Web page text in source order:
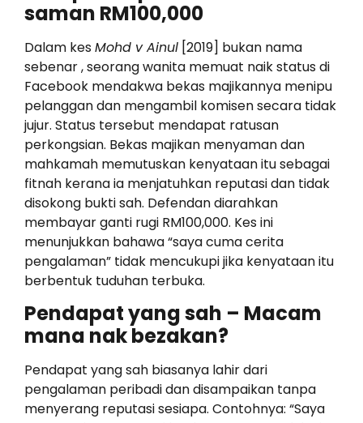
saman RM100,000
Dalam kesMohd v Ainul [2019] bukan nama
sebenar , seorang wanita memuat naik status di
Facebook mendakwa bekas majikannya menipu
pelanggan dan mengambil komisen secara tidak
jujur. Status tersebut mendapat ratusan
perkongsian. Bekas majikan menyaman dan
mahkamah memutuskan kenyataan itu sebagai
fitnah kerana ia menjatuhkan reputasi dan tidak
disokong bukti sah. Defendan diarahkan
membayar ganti rugi RM100,000. Kes ini
menunjukkan bahawa “saya cuma cerita
pengalaman” tidak mencukupi jika kenyataan itu
berbentuk tuduhan terbuka.
Pendapat yang sah – Macam
mana nak bezakan?
Pendapat yang sah biasanya lahir dari
pengalaman peribadi dan disampaikan tanpa
menyerang reputasi sesiapa. Contohnya: “Saya